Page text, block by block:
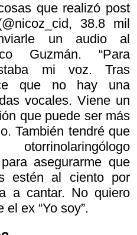
que realizó post
38.8 mil
un audio al
Guzmán. “Para
mi voz. Tras
que no hay una
vocales. Viene un
que puede ser más
También tendré que
asegurarme que
estén al ciento por
a cantar. No quiero
el ex “Yo soy”.